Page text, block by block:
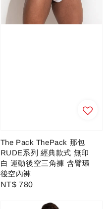
The Pack ThePack 那包
RUDE系列 經典款式 無印
白 運動後空三角褲 含臂環
後空內褲
Regular
NT$ 780